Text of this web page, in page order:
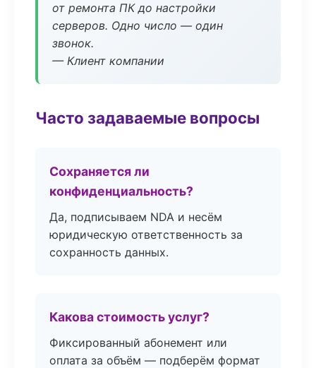
от ремонта ПК до настройки
серверов. Одно число — один
звонок.
— Клиент компании
Часто задаваемые вопросы
Сохраняется ли
конфиденциальность?
Да, подписываем NDA и несём
юридическую ответственность за
сохранность данных.
Какова стоимость услуг?
Фиксированный абонемент или
оплата за объём — подберём формат